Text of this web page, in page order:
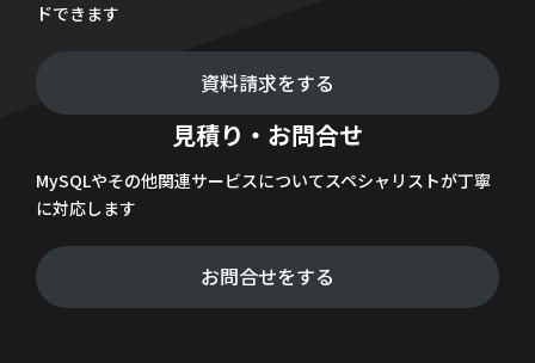
ドできます
資料請求をする
見積り・お問合せ
MySQLやその他関連サービスについてスペシャリストが丁寧
に対応します
お問合せをする